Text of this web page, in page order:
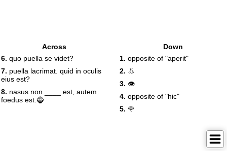
Across
6. quo puella se videt?
7. puella lacrimat. quid in oculis
eius est?
8. nasus non ____ est, autem
foedus est.🧌
Down
1. opposite of "aperit"
2. 👃
3. 👁️
4. opposite of "hic"
5. 🌹